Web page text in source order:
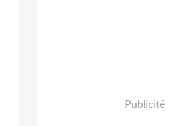
Publicité